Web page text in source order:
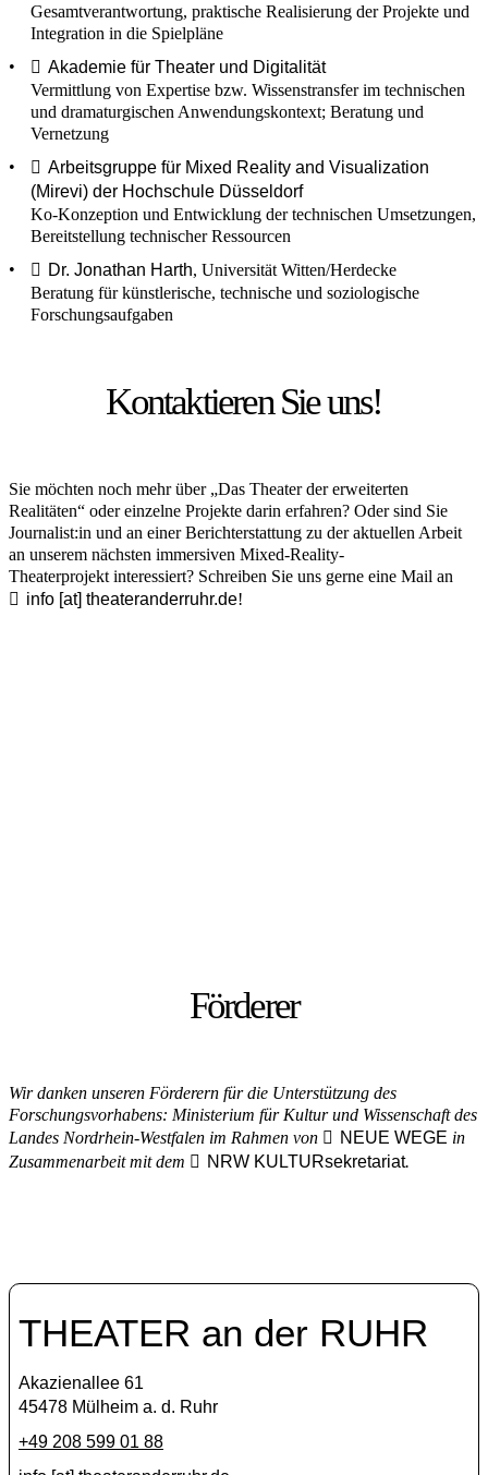
Gesamtverantwortung, praktische Realisierung der Projekte und
Integration in die Spielpläne
Akademie für Theater und Digitalität
Vermittlung von Expertise bzw. Wissenstransfer im technischen
und dramaturgischen Anwendungskontext; Beratung und
Vernetzung
Arbeitsgruppe für Mixed Reality and Visualization
(Mirevi) der Hochschule Düsseldorf
Ko-Konzeption und Entwicklung der technischen Umsetzungen,
Bereitstellung technischer Ressourcen
Dr. Jonathan Harth, Universität Witten/Herdecke
Beratung für künstlerische, technische und soziologische
Forschungsaufgaben
Kontaktieren Sie uns!
Sie möchten noch mehr über „Das Theater der erweiterten
Realitäten“ oder einzelne Projekte darin erfahren? Oder sind Sie
Journalist:in und an einer Berichterstattung zu der aktuellen Arbeit
an unserem nächsten immersiven Mixed-Reality-
Theaterprojekt interessiert? Schreiben Sie uns gerne eine Mail an
info [​at​] theateranderruhr.de!
Förderer
Wir danken unseren Förderern für die Unterstützung des
Forschungsvorhabens: Ministerium für Kultur und Wissenschaft des
Landes Nordrhein-Westfalen im Rahmen von
NEUE WEGE in
Zusammenarbeit mit dem
NRW KULTURsekretariat.
THEATER an der RUHR
Akazienallee 61
45478 Mülheim a. d. Ruhr
+49 208 599 01 88